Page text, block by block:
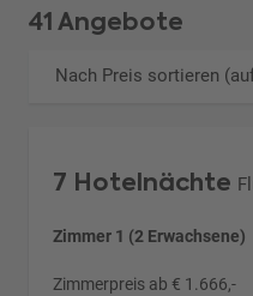
41 Angebote
Nach Preis sortieren
7 Hotelnächte
Zimmer 1 (2 Erwachsene)
Zimmerpreis ab € 1.666,-